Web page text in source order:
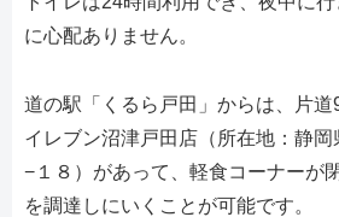
に心配ありません。
道の駅「くるら戸田」からは、片
イレブン沼津戸田店（所在地：静岡
−１８）があって、軽食コーナーが
を調達しにいくことが可能です。